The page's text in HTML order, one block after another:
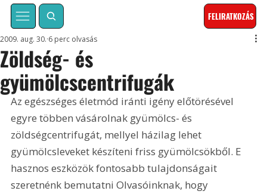
FELIRATKOZÁS
Zöldség- és
gyümölcscentrifugák
2009. aug. 30. 6 perc olvasás
Az egészséges életmód iránti igény előtörésével
egyre többen vásárolnak gyümölcs- és
zöldségcentrifugát, mellyel házilag lehet
gyümölcsleveket készíteni friss gyümölcsökből. E
hasznos eszközök fontosabb tulajdonságait
szeretnénk bemutatni Olvasóinknak, hogy